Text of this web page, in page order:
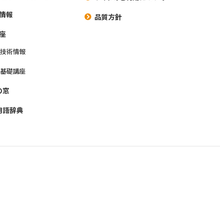
報
術情報
礎講座
窓
語辞典
品質方針